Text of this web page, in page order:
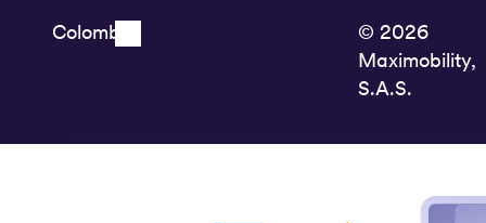
© 2026
Maximobility,
S.A.S.